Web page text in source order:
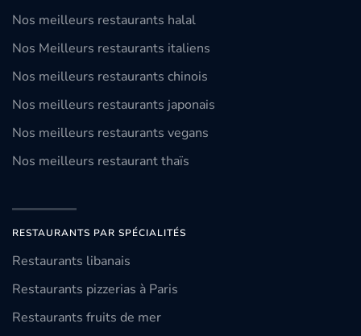
Nos meilleurs restaurants halal
Nos Meilleurs restaurants italiens
Nos meilleurs restaurants chinois
Nos meilleurs restaurants japonais
Nos meilleurs restaurants vegans
Nos meilleurs restaurant thaïs
RESTAURANTS PAR SPÉCIALITÉS
Restaurants libanais
Restaurants pizzerias à Paris
Restaurants fruits de mer